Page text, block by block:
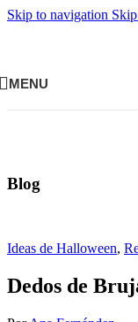
Skip to navigation
MENU
Blog
Ideas de Halloween,
Dedos de